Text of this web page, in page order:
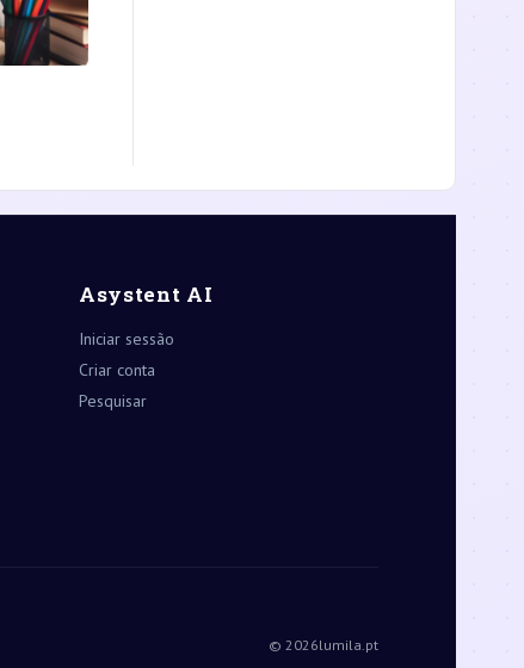
Asystent AI
Iniciar sessão
Criar conta
Pesquisar
© 2026lumila.pt